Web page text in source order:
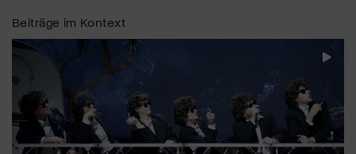
Beiträge im Kontext